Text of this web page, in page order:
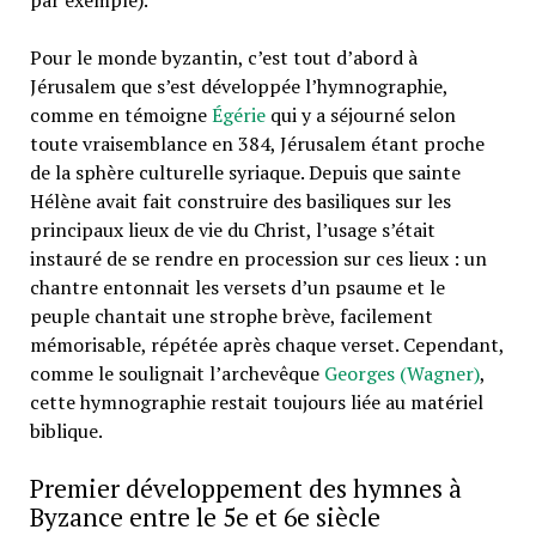
Pour le monde byzantin, c’est tout d’abord à
Jérusalem que s’est développée l’hymnographie,
comme en témoigneÉgérie qui y a séjourné selon
toute vraisemblance en 384, Jérusalem étant proche
de la sphère culturelle syriaque. Depuis que sainte
Hélène avait fait construire des basiliques sur les
principaux lieux de vie du Christ, l’usage s’était
instauré de se rendre en procession sur ces lieux : un
chantre entonnait les versets d’un psaume et le
peuple chantait une strophe brève, facilement
mémorisable, répétée après chaque verset. Cependant,
comme le soulignait lʼarchevêque Georges (Wagner),
cette hymnographie restait toujours liée au matériel
biblique.
Premier développement des hymnes à
Byzance entre le 5e et 6e siècle